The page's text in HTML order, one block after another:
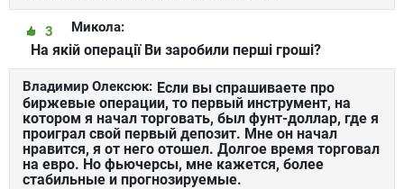
Микола:
3
На якій операції Ви заробили перші гроші?
Владимир Олексюк: Если вы спрашиваете про
биржевые операции, то первый инструмент, на
котором я начал торговать, был фунт-доллар, где я
проиграл свой первый депозит. Мне он начал
нравится, я от него отошел. Долгое время торговал
на евро. Но фьючерсы, мне кажется, более
стабильные и прогнозируемые.